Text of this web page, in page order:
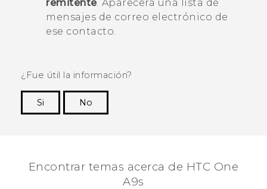
remitente. Aparecerá una lista de
mensajes de correo electrónico de
ese contacto.
¿Fue útil la información?
Si
No
Encontrar temas acerca de HTC One
A9s